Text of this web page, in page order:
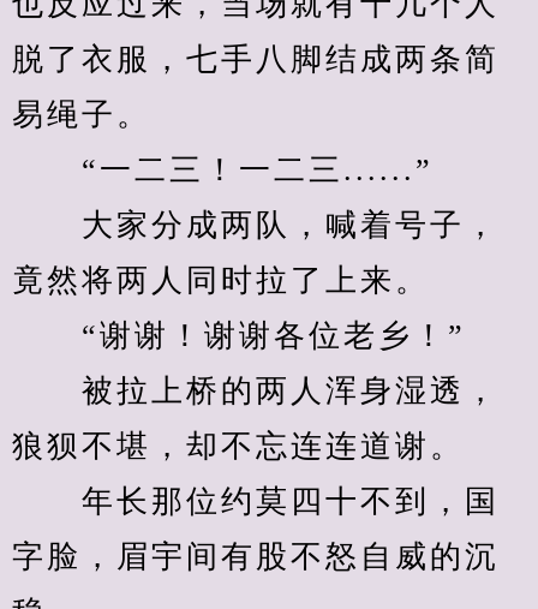
脱了衣服，七手八脚结成两条简
易绳子。
“一二三！一二三......”
大家分成两队，喊着号子，
竟然将两人同时拉了上来。
“谢谢！谢谢各位老乡！”
被拉上桥的两人浑身湿透，
狼狈不堪，却不忘连连道谢。
年长那位约莫四十不到，国
字脸，眉宇间有股不怒自威的沉